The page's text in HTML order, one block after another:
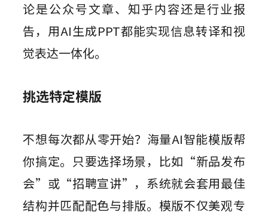
论是公众号文章、知乎内容还是行业报
告，用AI生成PPT都能实现信息转译和视
觉表达一体化。
挑选特定模版
不想每次都从零开始？海量AI智能模版帮
你搞定。只要选择场景，比如“新品发布
会”或“招聘宣讲”，系统就会套用最佳
结构并匹配配色与排版。模版不仅美观专